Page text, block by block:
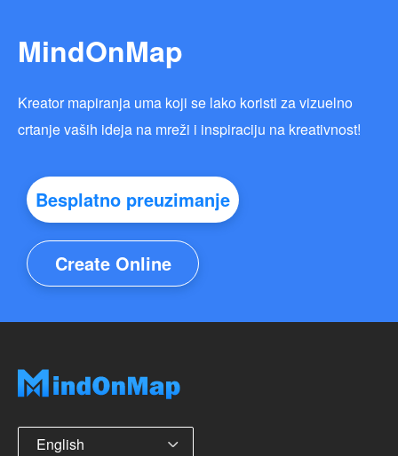
MindOnMap
Kreator mapiranja uma koji se lako koristi za vizuelno
crtanje vaših ideja na mreži i inspiraciju na kreativnost!
Besplatno preuzimanje
Create Online
English